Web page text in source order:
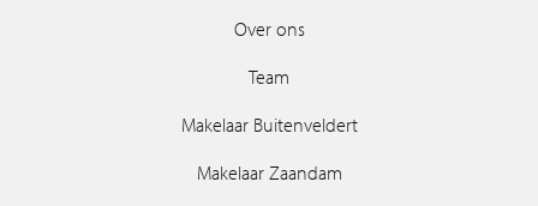
Over ons
Team
Makelaar Buitenveldert
Makelaar Zaandam